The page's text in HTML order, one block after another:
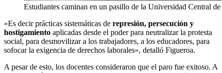
Estudiantes caminan en un pasillo de la Universidad Central
«Es decir prácticas sistemáticas de represión, persecución y
hostigamiento aplicadas desde el poder para neutralizar la protesta
social, para desmovilizar a los trabajadores, a los educadores, para
sofocar la exigencia de derechos laborales», detalló Figueroa.
A pesar de esto, los docentes consideraron que el paro fue exitoso. A